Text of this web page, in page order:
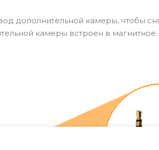
дополнительной камеры, чтобы
камеры встроен в магнитное